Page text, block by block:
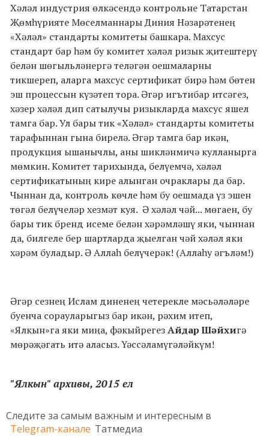
Хәләл индустрия өлкәсендә контрольне Татарстан
Җөмһүрияте Мөселманнары Диния Нәзарәтенең
«Хәләл» стандарты комитеты башкара. Махсус
стандарт бар һәм бу комитет хәләл ризык җитештерү
белән шөгыльләнергә теләгән оешмаларны
тикшереп, аларга махсус сертификат бирә һәм бөтен
эш процессын күзәтеп тора. Әгәр игътибар итсәгез,
хәзер хәләл дип сатылучы ризыкларда махсус яшел
тамга бар. Ул бары тик «Хәләл» стандарты комитеты
тарафыннан гына бирелә. Әгәр тамга бар икән,
продукция ышанычлы, аны шикләнмичә кулланырга
мөмкин. Комитет тарихында, белүемчә, хәләл
сертификатының кире алынган очраклары да бар.
Чыннан да, контроль көчле һәм бу оешмада үз эшен
төгәл белүчеләр хезмәт куя. Ә хәләл чәй... мөгаен, бу
бары тик бренд исеме белән хәрәмләшү яки, чыннан
да, билгеле бер шартларда җыелган чәй хәләл яки
хәрәм буладыр. Ә Аллаһ белүчерәк! (Аллаһу әгъләм!)
Әгәр сезнең Ислам диненең четерекле мәсьәләләре
буенча сорауларыгыз бар икән, рәхим итеп,
«Ялкын»га яки миңа, фәкыйрегезАйдар Шәйхигә
мөрәҗәгать итә аласыз. Үәссәламүгәләйкүм!
"Ялкын" архивы, 2015 ел
Следите за самым важным и интересным в
Telegram-канале Татмедиа